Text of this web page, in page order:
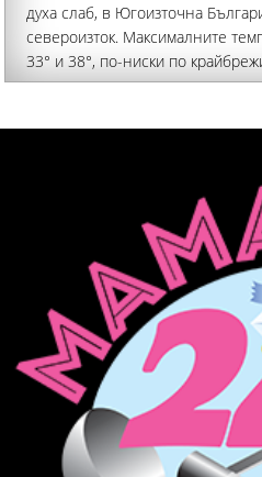
духа слаб, в Югоизточна
североизток. Максималните
33° и 38°, по-ниски по
33°-34°